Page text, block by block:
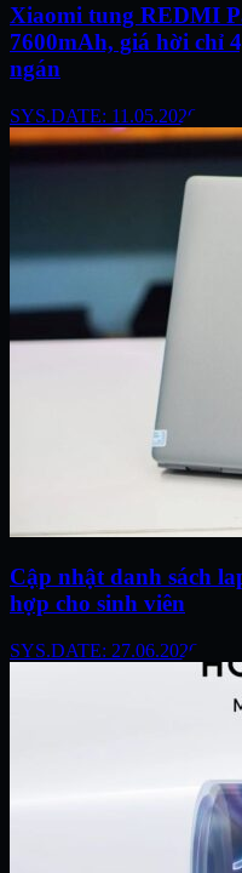
Xiaomi tung REDMI
7600mAh, giá hời chỉ
ngán
SYS.DATE: 11.05.2026
Cập nhật danh sách
hợp cho sinh viên
SYS.DATE: 27.06.2026